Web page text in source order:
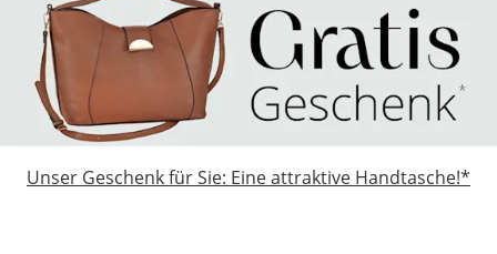
Unser Geschenk für Sie: Eine attraktive Handtasche!*